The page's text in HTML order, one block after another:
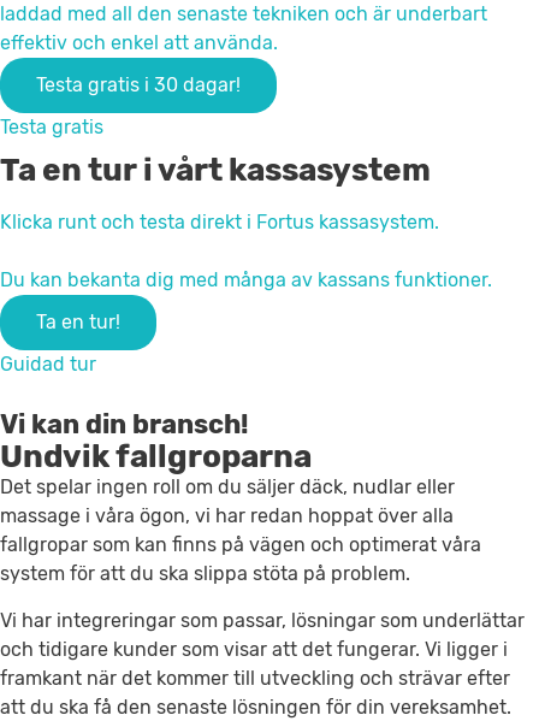
laddad med all den senaste tekniken och är underbart
effektiv och enkel att använda.
Testa gratis i 30 dagar!
Testa gratis
Ta en tur i vårt kassasystem
Klicka runt och testa direkt i Fortus kassasystem.
Du kan bekanta dig med många av kassans funktioner.
Ta en tur!
Guidad tur
Vi kan din bransch!
Undvik fallgroparna
Det spelar ingen roll om du säljer däck, nudlar eller
massage i våra ögon, vi har redan hoppat över alla
fallgropar som kan finns på vägen och optimerat våra
system för att du ska slippa stöta på problem.
Vi har integreringar som passar, lösningar som underlättar
och tidigare kunder som visar att det fungerar. Vi ligger i
framkant när det kommer till utveckling och strävar efter
att du ska få den senaste lösningen för din vereksamhet.